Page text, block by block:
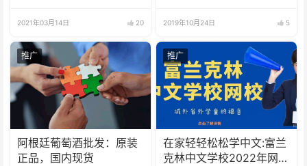
2021年03月14日 20 2019年10月24日 5
推广
阿根廷葡萄酒批发：原装
正品，国内现货
推广
在家轻轻松松学中文:富兰
克林中文学校2022年网校